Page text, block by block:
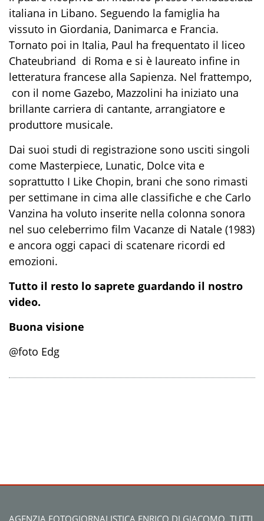
italiana in Libano. Seguendo la famiglia ha
vissuto in Giordania, Danimarca e Francia.
Tornato poi in Italia, Paul ha frequentato il liceo
Chateubriand di Roma e si è laureato infine in
letteratura francese alla Sapienza. Nel frattempo,
con il nome Gazebo, Mazzolini ha iniziato una
brillante carriera di cantante, arrangiatore e
produttore musicale.
Dai suoi studi di registrazione sono usciti singoli
come Masterpiece, Lunatic, Dolce vita e
soprattutto I Like Chopin, brani che sono rimasti
per settimane in cima alle classifiche e che Carlo
Vanzina ha voluto inserite nella colonna sonora
nel suo celeberrimo film Vacanze di Natale (1983)
e ancora oggi capaci di scatenare ricordi ed
emozioni.
Tutto il resto lo saprete guardando il nostro
video.
Buona visione
@foto Edg
AGENZIA FOTOGIORNALISTICA ENRICO DI GIACOMO. TUTTI